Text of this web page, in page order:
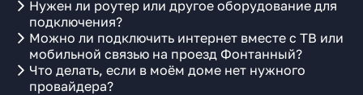
Нужен ли роутер или другое оборудование для
подключения?
Можно ли подключить интернет вместе с ТВ или
мобильной связью на проезд Фонтанный?
Что делать, если в моём доме нет нужного
провайдера?